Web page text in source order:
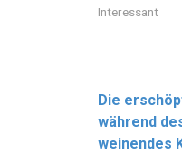
Interessant
Die
während
weinendes